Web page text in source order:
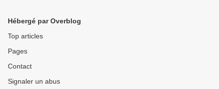
Hébergé par Overblog
Top articles
Pages
Contact
Signaler un abus